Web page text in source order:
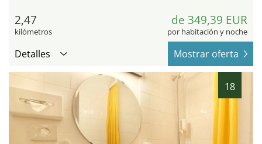
2,47
kilómetros
de 349,39 EUR
por habitación y noche
Detalles Mostrar oferta
18